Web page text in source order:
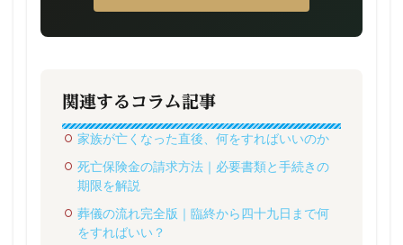
関連するコラム記事
家族が亡くなった直後、何をすればいいのか
死亡保険金の請求方法｜必要書類と手続きの
期限を解説
葬儀の流れ完全版｜臨終から四十九日まで何
をすればいい？